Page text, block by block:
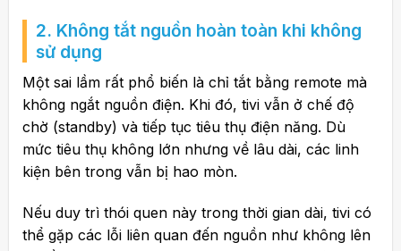
2. Không tắt nguồn hoàn toàn khi không
sử dụng
Một sai lầm rất phổ biến là chỉ tắt bằng remote mà
không ngắt nguồn điện. Khi đó, tivi vẫn ở chế độ
chờ (standby) và tiếp tục tiêu thụ điện năng. Dù
mức tiêu thụ không lớn nhưng về lâu dài, các linh
kiện bên trong vẫn bị hao mòn.
Nếu duy trì thói quen này trong thời gian dài, tivi có
thể gặp các lỗi liên quan đến nguồn như không lên